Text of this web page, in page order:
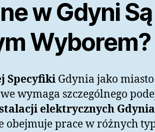
w Gdyni Są
Wyborem?
Specyfiki Gdynia jako miasto
wymaga szczególnego
elektrycznych Gdynia
obejmuje prace w różnych